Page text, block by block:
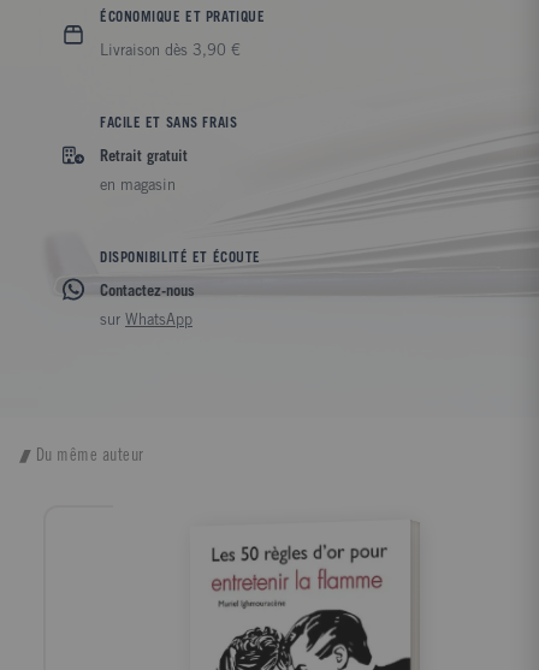
ÉCONOMIQUE ET PRATIQUE
Livraison dès 3,90 €
FACILE ET SANS FRAIS
Retrait gratuit
en magasin
DISPONIBILITÉ ET ÉCOUTE
Contactez-nous
sur WhatsApp
Du même auteur